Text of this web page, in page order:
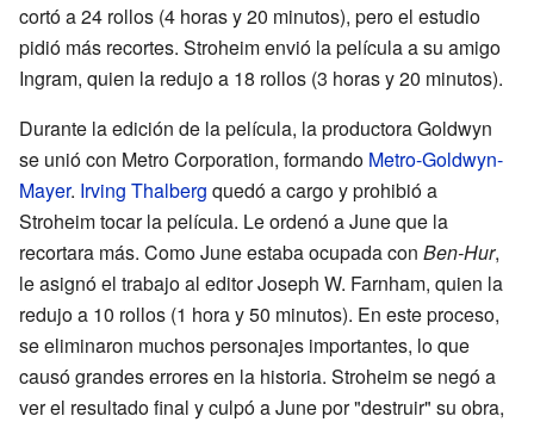
cortó a 24 rollos (4 horas y 20 minutos), pero el estudio
pidió más recortes. Stroheim envió la película a su amigo
Ingram, quien la redujo a 18 rollos (3 horas y 20 minutos).
Durante la edición de la película, la productora Goldwyn
se unió con Metro Corporation, formando Metro-Goldwyn-
Mayer. Irving Thalberg quedó a cargo y prohibió a
Stroheim tocar la película. Le ordenó a June que la
recortara más. Como June estaba ocupada con Ben-Hur,
le asignó el trabajo al editor Joseph W. Farnham, quien la
redujo a 10 rollos (1 hora y 50 minutos). En este proceso,
se eliminaron muchos personajes importantes, lo que
causó grandes errores en la historia. Stroheim se negó a
ver el resultado final y culpó a June por "destruir" su obra,